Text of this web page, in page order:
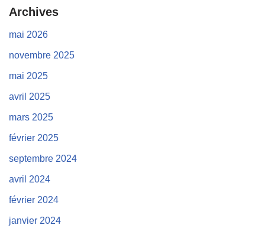
Archives
mai 2026
novembre 2025
mai 2025
avril 2025
mars 2025
février 2025
septembre 2024
avril 2024
février 2024
janvier 2024